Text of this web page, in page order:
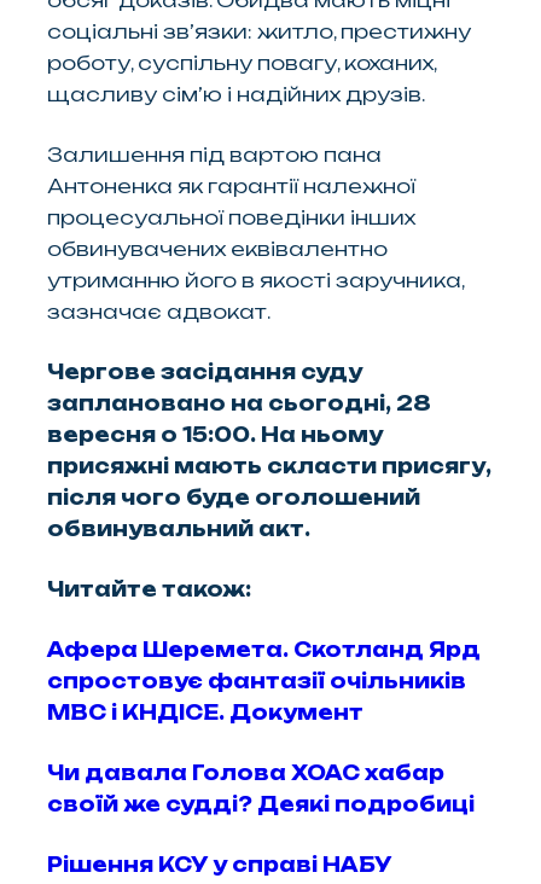
соціальні зв’язки: житло, престижну
роботу, суспільну повагу, коханих,
щасливу сім’ю і надійних друзів.
Залишення під вартою пана
Антоненка як гарантії належної
процесуальної поведінки інших
обвинувачених еквівалентно
утриманню його в якості заручника,
зазначає адвокат.
Чергове засідання суду
заплановано на сьогодні, 28
вересня о 15:00. На ньому
присяжні мають скласти присягу,
після чого буде оголошений
обвинувальний акт.
Читайте також:
Афера Шеремета. Скотланд Ярд
спростовує фантазії очільників
МВС і КНДІСЕ. Документ
Чи давала Голова ХОАС хабар
своїй же судді? Деякі подробиці
Рішення КСУ у справі НАБУ